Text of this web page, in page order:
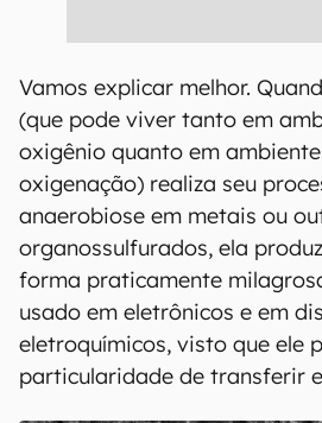
Vamos explicar melhor.
(que pode viver tanto em
oxigênio quanto em
oxigenação) realiza seu
anaerobiose em metais ou
organossulfurados, ela
forma praticamente
usado em eletrônicos e em
eletroquímicos, visto que ele
particularidade de transferir